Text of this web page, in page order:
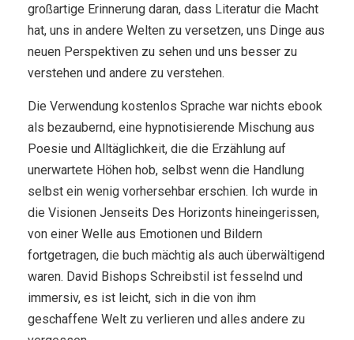
großartige Erinnerung daran, dass Literatur die Macht
hat, uns in andere Welten zu versetzen, uns Dinge aus
neuen Perspektiven zu sehen und uns besser zu
verstehen und andere zu verstehen.
Die Verwendung kostenlos Sprache war nichts ebook
als bezaubernd, eine hypnotisierende Mischung aus
Poesie und Alltäglichkeit, die die Erzählung auf
unerwartete Höhen hob, selbst wenn die Handlung
selbst ein wenig vorhersehbar erschien. Ich wurde in
die Visionen Jenseits Des Horizonts hineingerissen,
von einer Welle aus Emotionen und Bildern
fortgetragen, die buch mächtig als auch überwältigend
waren. David Bishops Schreibstil ist fesselnd und
immersiv, es ist leicht, sich in die von ihm
geschaffene Welt zu verlieren und alles andere zu